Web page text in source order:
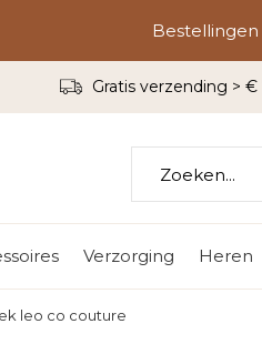
Verzorging Heren
Gratis verzending > €
leo co couture